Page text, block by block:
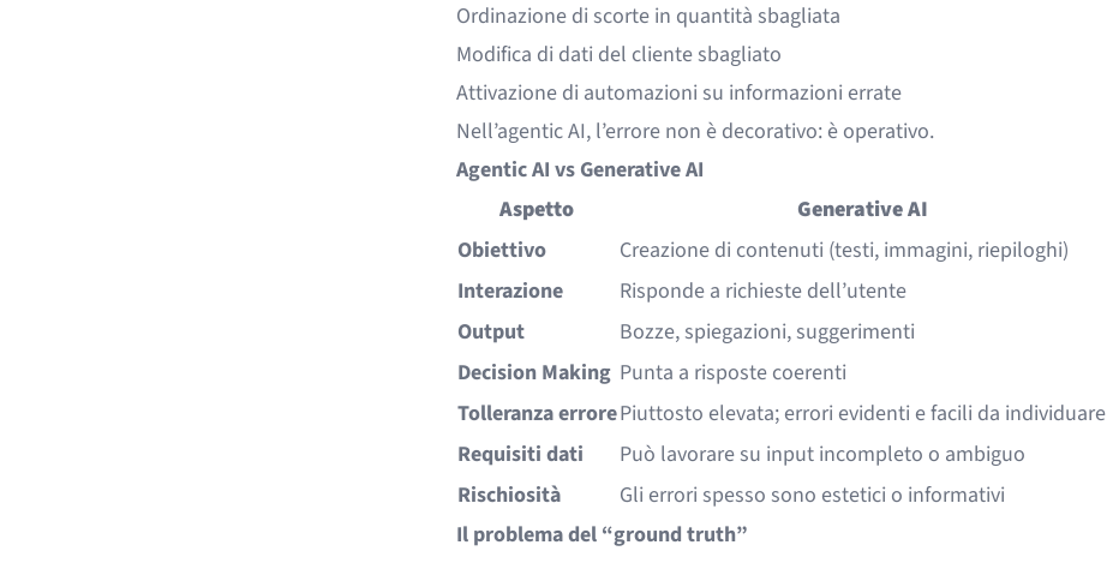
Ordinazione di scorte in quantità sbagliata
Modifica di dati del cliente sbagliato
Attivazione di automazioni su informazioni errate
Nell’agentic AI, l’errore non è decorativo: è operativo.
Agentic AI vs Generative AI
Aspetto
Generative AI
Obiettivo
Creazione di contenuti (testi, immagini, riepiloghi)
Interazione
Risponde a richieste dell’utente
Output
Bozze, spiegazioni, suggerimenti
Decision Making Punta a risposte coerenti
Tolleranza errorePiuttosto elevata; errori evidenti e facili da individuare
Requisiti dati
Può lavorare su input incompleto o ambiguo
Rischiosità
Gli errori spesso sono estetici o informativi
Il problema del “ground truth”